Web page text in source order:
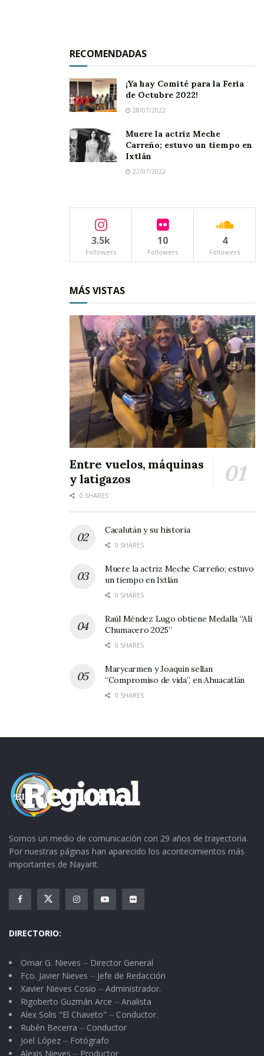
fecha y la hora señalada para que
Cambero comparezca ante su gente
compromiso y la claridad que lo caracterizan.
Informe de Gobierno
RECOMENDADAS
¡Ya hay Comité para la Feria
de Octubre 2022!
28/07/2022
Muere la actriz Meche
Carreño; estuvo un tiempo en
Ixtlán
22/07/2022
3.5k
Followers
10
Followers
4
Followers
MÁS VISTAS
Entre vuelos, máquinas
y latigazos
0 SHARES
Cacalután y su historia
0 SHARES
Muere la actriz Meche Carreño; estuvo
un tiempo en Ixtlán
0 SHARES
Raúl Méndez Lugo obtiene Medalla “Alí
Chumacero 2025”
0 SHARES
Marycarmen y Joaquín sellan
“Compromiso de vida”, en Ahuacatlán
0 SHARES
Somos un medio de comunicación con 29 años de trayectoria.
Por nuestras páginas han aparecido los acontecimientos más
importantes de Nayarit.
DIRECTORIO:
Omar G. Nieves ⏤ Director General
Fco. Javier Nieves ⏤ Jefe de Redacción
Xavier Nieves Cosio ⏤ Administrador.
Rigoberto Guzmán Arce ⏤ Analista
Alex Solis "El Chaveto" ⏤ Conductor.
Rubén Becerra ⏤ Conductor
Joel López ⏤ Fotógrafo
Alexis Nieves ⏤ Productor